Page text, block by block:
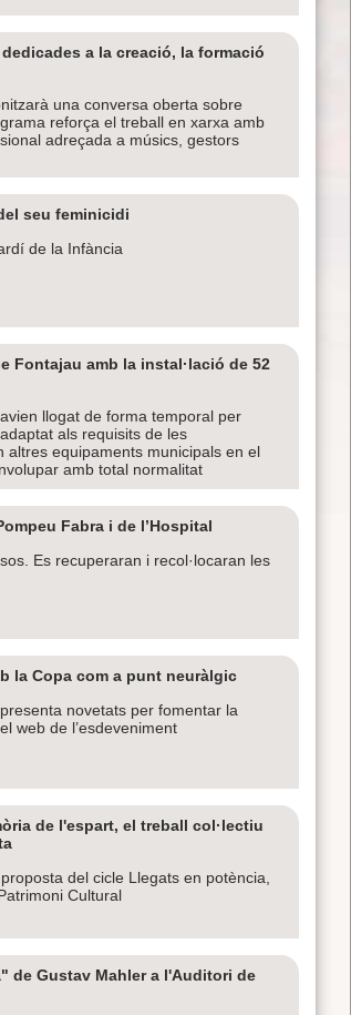
a la creació, la formació
una conversa oberta sobre
reforça el treball en xarxa amb
adreçada a músics, gestors
seu feminicidi
de la Infància
Fontajau amb la instal·lació de 52
llogat de forma temporal per
als requisits de les
equipaments municipals en el
amb total normalitat
Fabra i de l’Hospital
Es recuperaran i recol·locaran les
la Copa com a punt neuràlgic
novetats per fomentar la
web de l’esdeveniment
de l'espart, el treball col·lectiu
del cicle Llegats en potència,
Cultural
de Gustav Mahler a l'Auditori de